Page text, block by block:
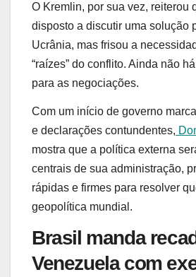
O Kremlin, por sua vez, reiterou
disposto a discutir uma solução
Ucrânia, mas frisou a
“raízes” do conflito. Ainda não
para as negociações.
Com um início de governo
e declarações contundentes,
mostra que a política externa
centrais de sua administração,
rápidas e firmes para resolver
geopolítica mundial.
Brasil manda
Venezuela com